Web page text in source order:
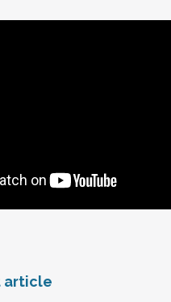
article